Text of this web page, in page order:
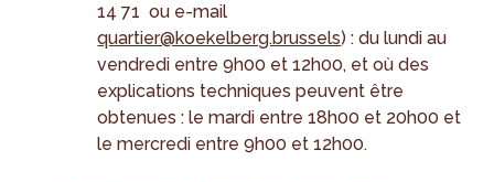
14 71 ou e-mail
quartier@koekelberg.brussels) : du lundi au
vendredi entre 9h00 et 12h00, et où des
explications techniques peuvent être
obtenues : le mardi entre 18h00 et 20h00 et
le mercredi entre 9h00 et 12h00.